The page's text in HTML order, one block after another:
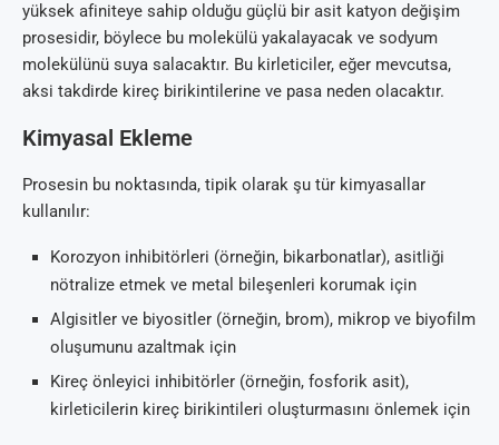
yüksek afiniteye sahip olduğu güçlü bir asit katyon değişim
prosesidir, böylece bu molekülü yakalayacak ve sodyum
molekülünü suya salacaktır. Bu kirleticiler, eğer mevcutsa,
aksi takdirde kireç birikintilerine ve pasa neden olacaktır.
Kimyasal Ekleme
Prosesin bu noktasında, tipik olarak şu tür kimyasallar
kullanılır:
Korozyon inhibitörleri (örneğin, bikarbonatlar), asitliği
nötralize etmek ve metal bileşenleri korumak için
Algisitler ve biyositler (örneğin, brom), mikrop ve biyofilm
oluşumunu azaltmak için
Kireç önleyici inhibitörler (örneğin, fosforik asit),
kirleticilerin kireç birikintileri oluşturmasını önlemek için